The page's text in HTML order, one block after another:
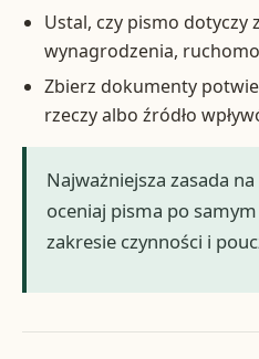
Ustal, czy pismo dotyczy
wynagrodzenia,
Zbierz dokumenty
rzeczy albo źródło
Najważniejsza zasada
oceniaj pisma po
zakresie czynności i